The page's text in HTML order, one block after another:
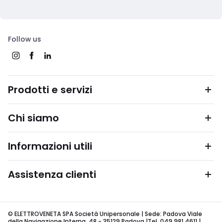
Follow us
Prodotti e servizi
Chi siamo
Informazioni utili
Assistenza clienti
© ELETTROVENETA SPA Società Unipersonale | Sede: Padova Viale